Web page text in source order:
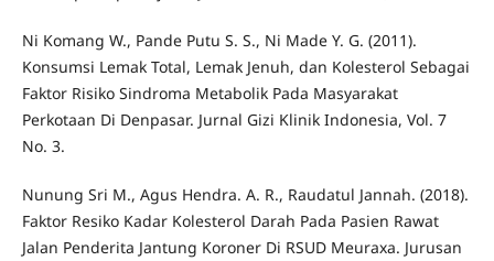
Ni Komang W., Pande Putu S. S., Ni Made Y. G. (2011).
Konsumsi Lemak Total, Lemak Jenuh, dan Kolesterol Sebagai
Faktor Risiko Sindroma Metabolik Pada Masyarakat
Perkotaan Di Denpasar. Jurnal Gizi Klinik Indonesia, Vol. 7
No. 3.
Nunung Sri M., Agus Hendra. A. R., Raudatul Jannah. (2018).
Faktor Resiko Kadar Kolesterol Darah Pada Pasien Rawat
Jalan Penderita Jantung Koroner Di RSUD Meuraxa. Jurusan